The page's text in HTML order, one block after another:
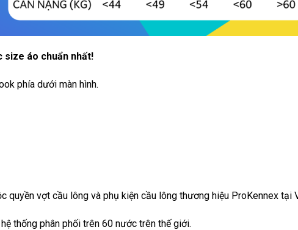
size áo chuẩn nhất!
phía dưới màn hình.
quyền vợt cầu lông và phụ kiện cầu lông thương hiệu ProKennex tại
thống phân phối trên 60 nước trên thế giới.